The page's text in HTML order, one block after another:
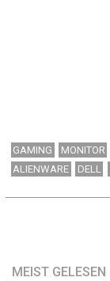
GAMING MONITOR
ALIENWARE
DELL
MEIST GELESEN